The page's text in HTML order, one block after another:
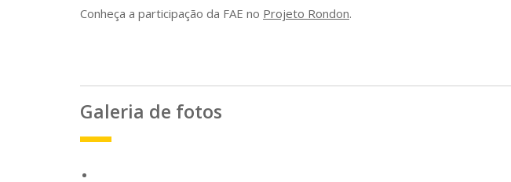
Conheça a participação da FAE no Projeto Rondon.
Galeria de fotos